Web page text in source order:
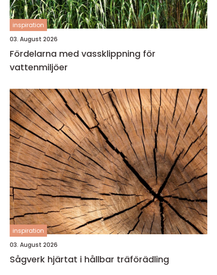
inspiration
03. August 2026
Fördelarna med vassklippning för
vattenmiljöer
inspiration
03. August 2026
Sågverk hjärtat i hållbar träförädling